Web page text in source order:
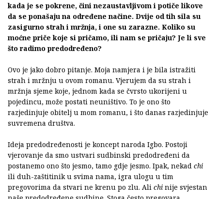
kada je se pokrene, čini nezaustavljivom i potiče likove
da se ponašaju na određene načine. Dvije od tih sila su
zasigurno strah i mržnja, i one su zarazne. Koliko su
moćne priče koje si pričamo, ili nam se pričaju? Je li sve
što radimo predodređeno?
Ovo je jako dobro pitanje. Moja namjera i je bila istražiti
strah i mržnju u ovom romanu. Vjerujem da su strah i
mržnja sjeme koje, jednom kada se čvrsto ukorijeni u
pojedincu, može postati neuništivo. To je ono što
razjedinjuje obitelj u mom romanu, i što danas razjedinjuje
suvremena društva.
Ideja predodređenosti je koncept naroda Igbo. Postoji
vjerovanje da smo ustvari sudbinski predodređeni da
postanemo ono što jesmo, tamo gdje jesmo. Ipak, nekad chi
ili duh-zaštitinik u svima nama, igra ulogu u tim
pregovorima da stvari ne krenu po zlu. Ali chi nije svjestan